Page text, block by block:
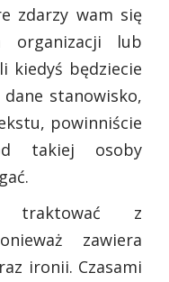
zdarzy wam się
organizacji lub
kiedyś będziecie
stanowisko,
powinniście
takiej osoby
traktować z
zawiera
ironii. Czasami